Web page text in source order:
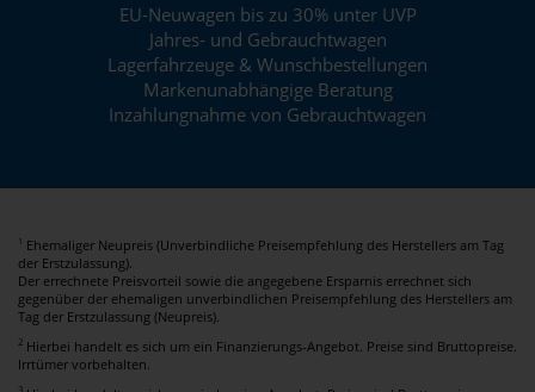
EU-Neuwagen bis zu 30% unter UVP
Jahres- und Gebrauchtwagen
Lagerfahrzeuge & Wunschbestellungen
Markenunabhängige Beratung
Inzahlungnahme von Gebrauchtwagen
1
Ehemaliger Neupreis (Unverbindliche Preisempfehlung des Herstellers am Tag
der Erstzulassung).
Der errechnete Preisvorteil sowie die angegebene Ersparnis errechnet sich
gegenüber der ehemaligen unverbindlichen Preisempfehlung des Herstellers am
Tag der Erstzulassung (Neupreis).
2 Hierbei handelt es sich um ein Finanzierungs-Angebot. Preise sind Bruttopreise.
Irrtümer vorbehalten.